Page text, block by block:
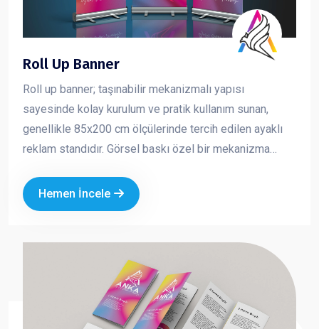
Roll Up Banner
Roll up banner; taşınabilir mekanizmalı yapısı
sayesinde kolay kurulum ve pratik kullanım sunan,
genellikle 85x200 cm ölçülerinde tercih edilen ayaklı
reklam standıdır. Görsel baskı özel bir mekanizma
çekilerek sabitlenir. Toplanmak istendiğinde ise tekrar
mekanizma içine rulo şeklinde sarılır. Hafif yapısı ve
kurumsal tanıtımlarda en çok tercih edilen reklam
Hemen İncele